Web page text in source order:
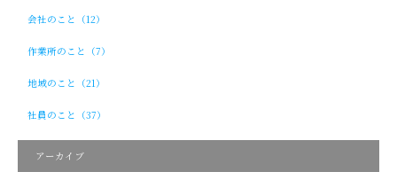
会社のこと（12）
作業所のこと（7）
地域のこと（21）
社員のこと（37）
アーカイブ